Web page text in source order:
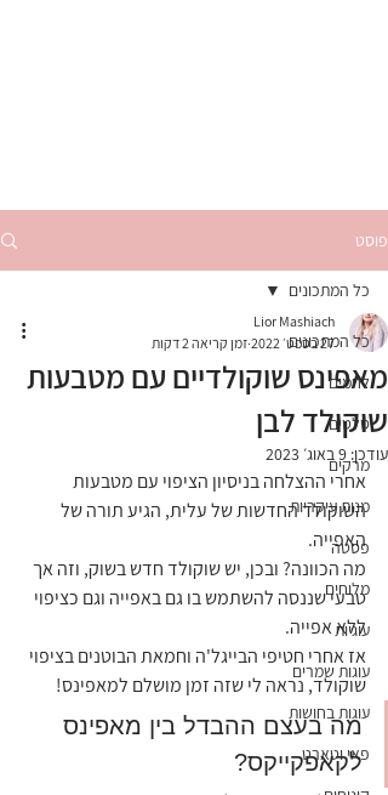
פוסט
כל המתכונים
לחמים
סלטים
מרקים
מנות עיקריות
פסטה
מלוחים
עוגיות
עוגות שמרים
עוגות בחושות
פאי וטארט
כל המתכונים
מאפינס שוקולדיים עם מטבעות
שוקולד לבן
Lior Mashiach
27 בספט׳ 2022
זמן קריאה 2 דקות
עודכן: 9 באוג׳ 2023
אחרי ההצלחה בניסיון הציפוי עם מטבעות
השוקולד החדשות של עלית, הגיע תורה של
האפייה.
מה הכוונה? ובכן, יש שוקולד חדש בשוק, וזה אך
טבעי שננסה להשתמש בו גם באפייה וגם כציפוי
ללא אפייה.
אז אחרי חטיפי הבייגל'ה וחמאת הבוטנים בציפוי
שוקולד, נראה לי שזה זמן מושלם למאפינס!
מה בעצם ההבדל בין מאפינס
לקאפקייקס?